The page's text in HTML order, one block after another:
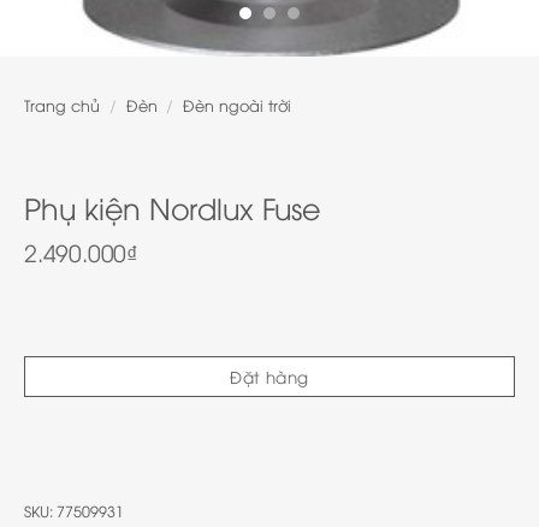
Trang chủ / Đèn / Đèn ngoài trời
Phụ kiện Nordlux Fuse
2.490.000₫
Đặt hàng
SKU: 77509931